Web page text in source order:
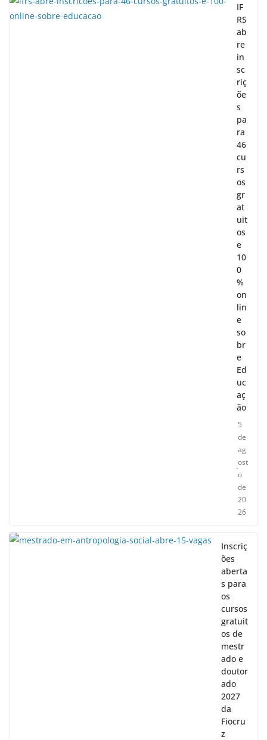
IF
RS
ab
re
in
sc
riç
õe
s
pa
ra
46
cu
rs
os
gr
at
uit
os
e
10
0
%
on
lin
e
so
br
e
Ed
uc
aç
ão
5
de
ag
ost
o
de
20
26
Inscriç
ões
aberta
s para
os
cursos
gratuit
os de
mestr
ado e
doutor
ado
2027
da
Fiocru
z